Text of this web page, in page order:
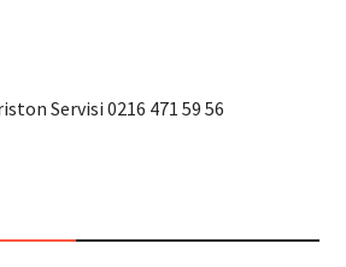
Servisi 0216 471 59 56